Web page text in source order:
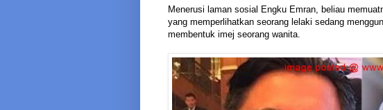
Menerusi laman sosial Engku Emran, beliau
yang memperlihatkan seorang lelaki sedang
membentuk imej seorang wanita.